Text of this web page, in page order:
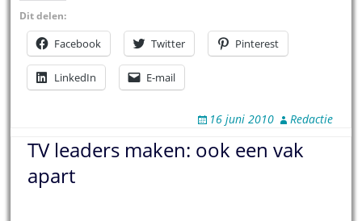
Dit delen:
Facebook Twitter Pinterest
LinkedIn E-mail
16 juni 2010 Redactie
TV leaders maken: ook een vak
apart